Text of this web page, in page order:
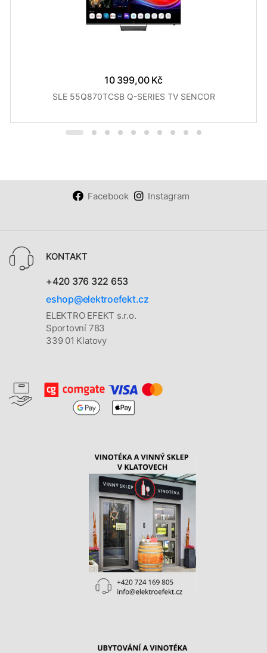
10 399,00 Kč
SLE 55Q870TCSB Q-SERIES TV SENCOR
Facebook Instagram
KONTAKT
+420 376 322 653
eshop@elektroefekt.cz
ELEKTRO EFEKT s.r.o.
Sportovní 783
339 01 Klatovy